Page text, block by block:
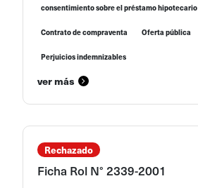
consentimiento sobre el préstamo hipotecario
Contrato de compraventa Oferta pública
Perjuicios indemnizables
ver más
Rechazado
Ficha Rol N° 2339-2001